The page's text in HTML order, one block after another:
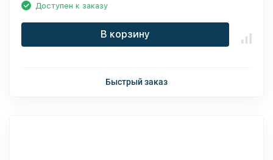
Доступен к заказу
В корзину
Быстрый заказ